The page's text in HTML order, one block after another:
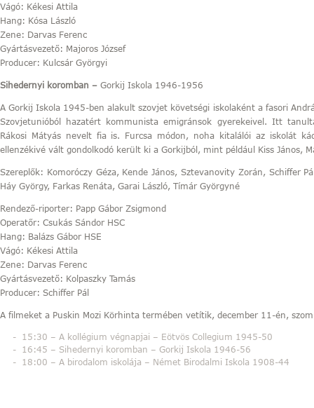
Vágó: Kékesi Attila
Hang: Kósa László
Zene: Darvas Ferenc
Gyártásvezető: Majoros József
Producer: Kulcsár Györgyi
Sihedernyi koromban – Gorkij Iskola 1946-1956
A Gorkij Iskola 1945-ben alakult szovjet követségi iskolaként a fasori
Szovjetunióból hazatért kommunista emigránsok gyerekeivel. Itt
Rákosi Mátyás nevelt fia is. Furcsa módon, noha kitalálói az iskolát
ellenzékivé vált gondolkodó került ki a Gorkijból, mint például Kiss János,
Szereplők: Komoróczy Géza, Kende János, Sztevanovity Zorán, Schiffer
Háy György, Farkas Renáta, Garai László, Tímár Györgyné
Rendező-riporter: Papp Gábor Zsigmond
Operatőr: Csukás Sándor HSC
Hang: Balázs Gábor HSE
Vágó: Kékesi Attila
Zene: Darvas Ferenc
Gyártásvezető: Kolpaszky Tamás
Producer: Schiffer Pál
A filmeket a Puskin Mozi Körhinta termében vetítik, december 11-én,
15:30 – A kollégium végnapjai – Eötvös Collegium 1945-50
16:45 – Sihedernyi koromban – Gorkij Iskola 1946-56
18:00 – A birodalom iskolája – Német Birodalmi Iskola 1908-44